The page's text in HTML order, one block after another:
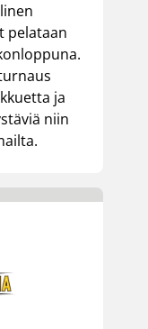
pelataan
ja
niin